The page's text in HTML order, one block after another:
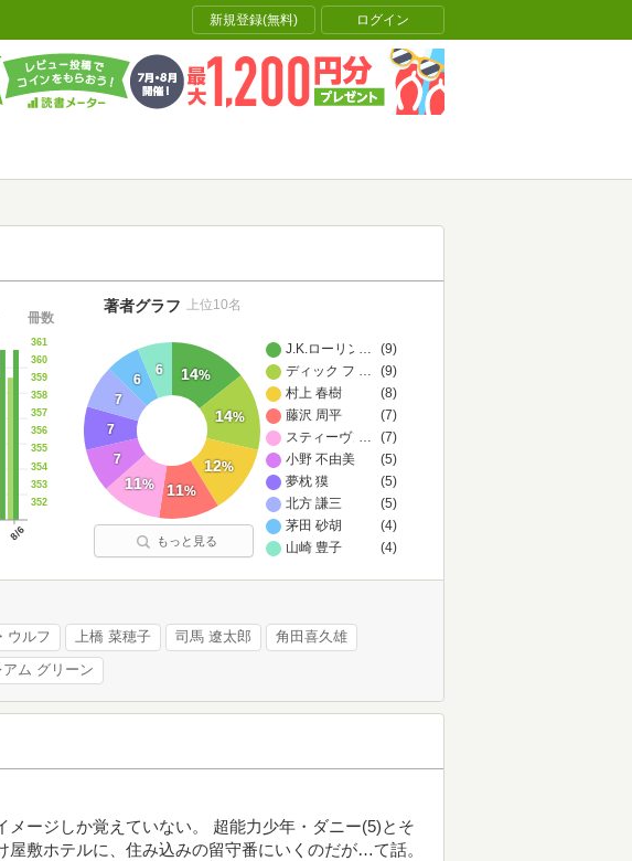
新規登録(無料) ログイン
8/6
352
353
354
355
356
357
358
359
360
361
冊数
J.K.ローリング (9)
…
ディック フランシス
(9)
…
村上 春樹
(8)
藤沢 周平
(7)
スティーヴン キング
(7)
…
小野 不由美
(5)
夢枕 獏
(5)
北方 謙三
(5)
茅田 砂胡
(4)
山崎 豊子
(4)
14%
14%
12%
11%
11%
7
7
7
6
6
著者グラフ 上位10名
もっと見る
ウルフ 上橋 菜穂子 司馬 遼太郎 角田喜久雄
アム グリーン
メージしか覚えていない。 超能力少年・ダニー(5)とそ
屋敷ホテルに、住み込みの留守番にいくのだが…て話。